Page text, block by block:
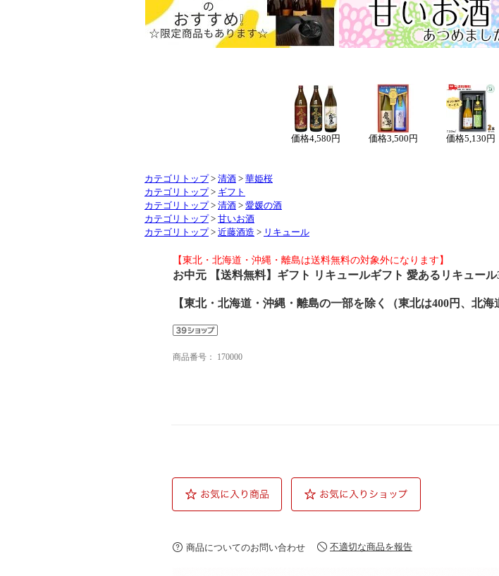
価格4,580円 価格3,500円 価格5,130円
カテゴリトップ > 清酒 > 華姫桜
カテゴリトップ > ギフト
カテゴリトップ > 清酒 > 愛媛の酒
カテゴリトップ > 甘いお酒
カテゴリトップ > 近藤酒造 > リキュール
【東北・北海道・沖縄・離島は送料無料の対象外になります】
お中元 【送料無料】ギフト リキュールギフト 愛あるリキュー
【東北・北海道・沖縄・離島の一部を除く（東北は400円、北
商品番号： 170000
商品についてのお問い合わせ 不適切な商品を報告